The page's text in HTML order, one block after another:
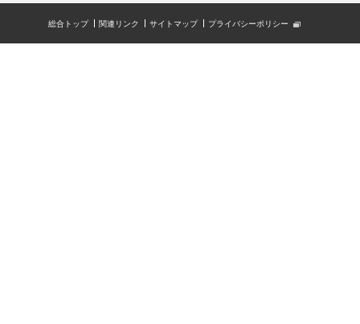
総合トップ 関連リンク サイトマップ プライバシーポリシー